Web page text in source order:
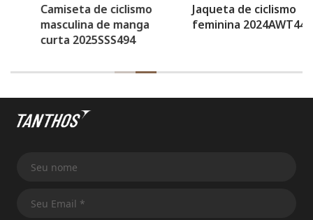
Camiseta de ciclismo
masculina de manga
curta 2025SSS494
Jaqueta de ciclismo
feminina 2024AWT440